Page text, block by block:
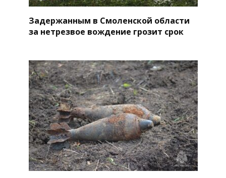
Задержанным в Смоленской области
за нетрезвое вождение грозит срок